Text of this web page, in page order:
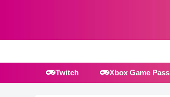
Twitch Xbox Game Pass